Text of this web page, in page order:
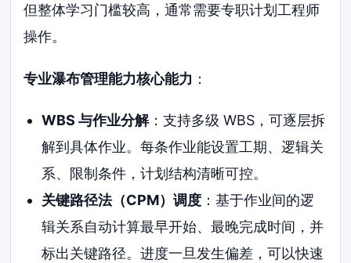
但整体学习门槛较高，通常需要专职计划工程师
操作。
专业瀑布管理能力核心能力 ：
WBS 与作业分解：支持多级 WBS，可逐层拆
解到具体作业。每条作业能设置工期、逻辑关
系、限制条件，计划结构清晰可控。
关键路径法（CPM）调度：基于作业间的逻
辑关系自动计算最早开始、最晚完成时间，并
标出关键路径。进度一旦发生偏差，可以快速